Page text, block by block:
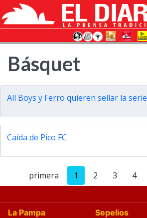
Básquet
All Boys y Ferro quieren sellar la serie
Caída de Pico FC
primera 1 2 3 4
La Pampa Sepelios